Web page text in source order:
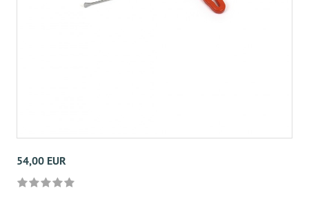
54,00 EUR